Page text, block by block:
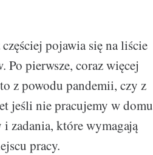
pojawia się na liście
pierwsze, coraz więcej
z powodu pandemii, czy z
jeśli nie pracujemy w domu
zadania, które wymagają
pracy.